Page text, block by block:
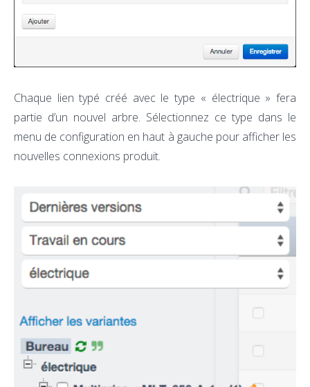
Chaque lien typé créé avec le type « électrique » fera
partie d’un nouvel arbre. Sélectionnez ce type dans le
menu de configuration en haut à gauche pour afficher les
nouvelles connexions produit.